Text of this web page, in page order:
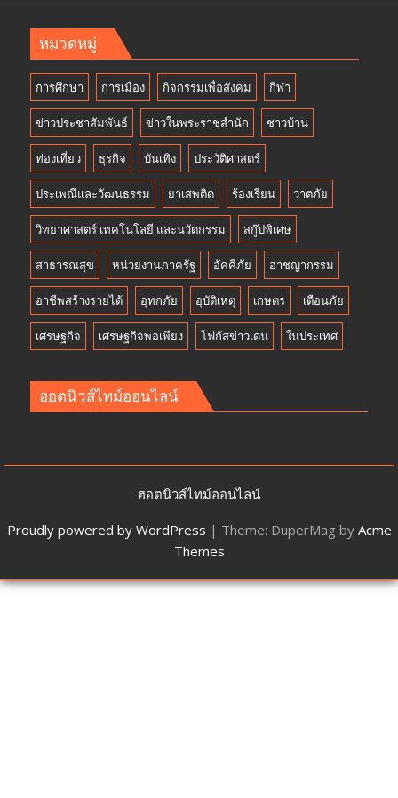
หมวดหมู่
การศึกษา การเมือง กิจกรรมเพื่อสังคม กีฬา
ข่าวประชาสัมพันธ์ ข่าวในพระราชสำนัก ชาวบ้าน
ท่องเที่ยว ธุรกิจ บันเทิง ประวัติศาสตร์
ประเพณีและวัฒนธรรม ยาเสพติด ร้องเรียน วาตภัย
วิทยาศาสตร์ เทคโนโลยี และนวัตกรรม สกู๊ปพิเศษ
สาธารณสุข หน่วยงานภาครัฐ อัคคีภัย อาชญากรรม
อาชีพสร้างรายได้ อุทกภัย อุบัติเหตุ เกษตร เตือนภัย
เศรษฐกิจ เศรษฐกิจพอเพียง โฟกัสข่าวเด่น ในประเทศ
ฮอตนิวส์ไทม์ออนไลน์
ฮอตนิวส์ไทม์ออนไลน์
Proudly powered by WordPress | Theme: DuperMag by Acme
Themes